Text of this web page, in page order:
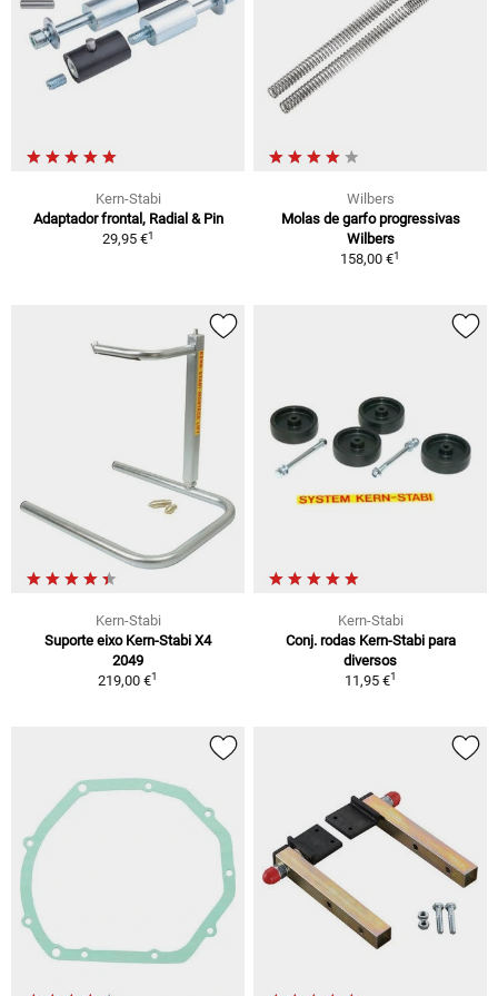
Kern-Stabi
Adaptador frontal, Radial & Pin
29,95 €1
Wilbers
Molas de garfo progressivas
Wilbers
158,00 €1
Kern-Stabi
Suporte eixo Kern-Stabi X4
2049
219,00 €1
Kern-Stabi
Conj. rodas Kern-Stabi para
diversos
11,95 €1